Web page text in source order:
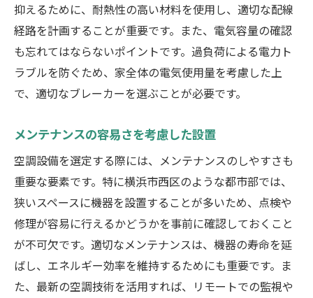
抑えるために、耐熱性の高い材料を使用し、適切な配線
経路を計画することが重要です。また、電気容量の確認
も忘れてはならないポイントです。過負荷による電力ト
ラブルを防ぐため、家全体の電気使用量を考慮した上
で、適切なブレーカーを選ぶことが必要です。
メンテナンスの容易さを考慮した設置
空調設備を選定する際には、メンテナンスのしやすさも
重要な要素です。特に横浜市西区のような都市部では、
狭いスペースに機器を設置することが多いため、点検や
修理が容易に行えるかどうかを事前に確認しておくこと
が不可欠です。適切なメンテナンスは、機器の寿命を延
ばし、エネルギー効率を維持するためにも重要です。ま
た、最新の空調技術を活用すれば、リモートでの監視や